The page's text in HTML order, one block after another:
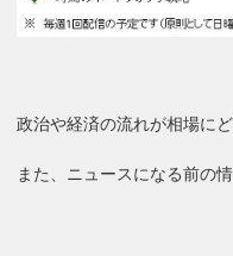
政治や経済の流れが相場に
また、ニュースになる前の